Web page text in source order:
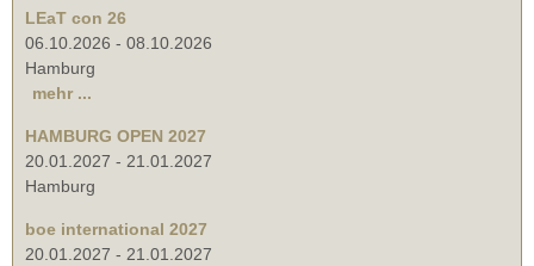
LEaT con 26
06.10.2026 - 08.10.2026
Hamburg
mehr ...
HAMBURG OPEN 2027
20.01.2027 - 21.01.2027
Hamburg
boe international 2027
20.01.2027 - 21.01.2027